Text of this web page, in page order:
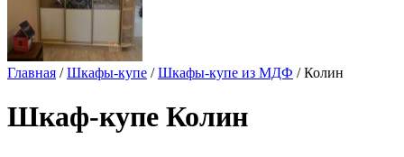
Главная /Шкафы-купе /Шкафы-купе из МДФ / Колин
Шкаф-купе Колин